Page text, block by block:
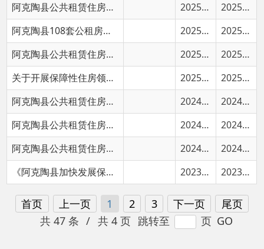
阿克陶县公共租赁住房申请人员名单 2025-04-21
关于开展保障性住房领域公租房分配管理专项整治工作的公告 2025-03-27
阿克陶县公共租赁住房（含廉租房）申请人员（第三批）
2024-10-25 2024-11-01
阿克陶县公共租赁住房（含廉租房）申请人员（第二批） 2024-07-26 2024-07-26
阿克陶县公共租赁住房（含廉租房）申请人员 2024-04-30 2024-04-30
《阿克陶县加快发展保障性租赁住房实施方案（征求意见稿）》公开征求意见的通知 2023-11-15 2023-11-16
首页 上一页 1 2 3 下一页 尾页
共 47 条 / 共 4 页 页 GO